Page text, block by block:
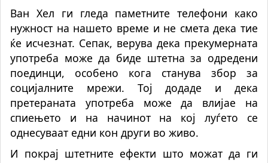
Ван Хел ги гледа паметните телефони како
нужност на нашето време и не смета дека тие
ќе исчезнат. Сепак, верува дека прекумерната
употреба може да биде штетна за одредени
поединци, особено кога станува збор за
социјалните мрежи. Тој додаде и дека
претераната употреба може да влијае на
спиењето и на начинот на кој луѓето се
однесуваат едни кон други во живо.
И покрај штетните ефекти што можат да ги